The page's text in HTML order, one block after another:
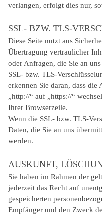
verlangen, erfolgt dies nur,
SSL- BZW. TLS-
Diese Seite nutzt aus
Übertragung vertraulicher
oder Anfragen, die Sie an
SSL- bzw. TLS-
erkennen Sie daran, dass die
„http://“ auf „https://“
Ihrer Browserzeile.
Wenn die SSL- bzw. TLS-
Daten, die Sie an uns
werden.
AUSKUNFT,
Sie haben im Rahmen der
jederzeit das Recht auf
gespeicherten
Empfänger und den Zweck